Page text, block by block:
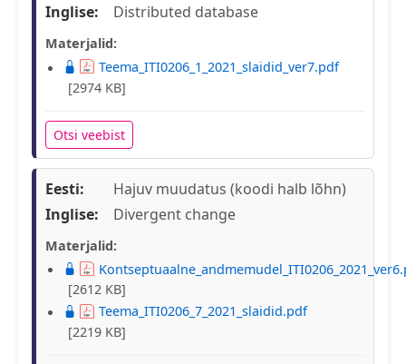
Inglise:
Distributed database
Materjalid:
Teema_ITI0206_1_2021_slaidid_ver7.pdf
[2974 KB]
Otsi veebist
Eesti:
Hajuv muudatus (koodi halb lõhn)
Inglise:
Divergent change
Materjalid:
[2612 KB]
Teema_ITI0206_7_2021_slaidid.pdf
[2219 KB]